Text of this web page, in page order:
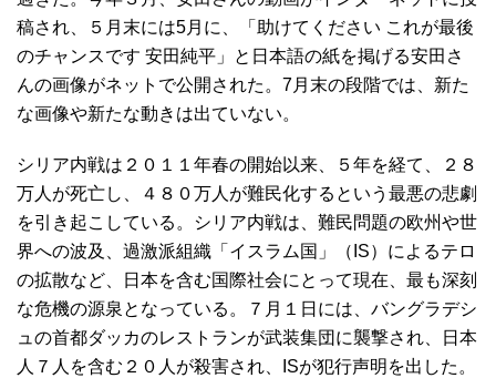
稿され、５月末には5月に、「助けてください これが最後
のチャンスです 安田純平」と日本語の紙を掲げる安田さ
んの画像がネットで公開された。7月末の段階では、新た
な画像や新たな動きは出ていない。
シリア内戦は２０１１年春の開始以来、５年を経て、２８
万人が死亡し、４８０万人が難民化するという最悪の悲劇
を引き起こしている。シリア内戦は、難民問題の欧州や世
界への波及、過激派組織「イスラム国」（IS）によるテロ
の拡散など、日本を含む国際社会にとって現在、最も深刻
な危機の源泉となっている。７月１日には、バングラデシ
ュの首都ダッカのレストランが武装集団に襲撃され、日本
人７人を含む２０人が殺害され、ISが犯行声明を出した。